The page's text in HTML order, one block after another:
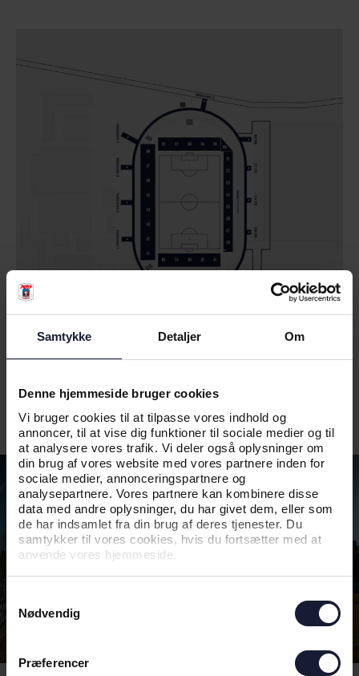
Samtykke Detaljer Om
Denne hjemmeside bruger cookies
Vi bruger cookies til at tilpasse vores indhold og
annoncer, til at vise dig funktioner til sociale medier og til
at analysere vores trafik. Vi deler også oplysninger om
din brug af vores website med vores partnere inden for
sociale medier, annonceringspartnere og
analysepartnere. Vores partnere kan kombinere disse
data med andre oplysninger, du har givet dem, eller som
de har indsamlet fra din brug af deres tjenester. Du
samtykker til vores cookies, hvis du fortsætter med at
anvende vores hjemmeside.
Nødvendig
Præferencer